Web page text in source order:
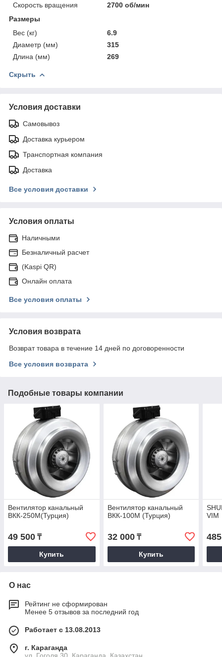
Скорость вращения
2700 об/мин
Размеры
Вес (кг)
6.9
Диаметр (мм)
315
Длина (мм)
269
Скрыть
Условия доставки
Самовывоз
Доставка курьером
Транспортная компания
Доставка
Все условия доставки
Условия оплаты
Наличными
Безналичный расчет
(Kaspi QR)
Онлайн оплата
Все условия оплаты
Условия возврата
Возврат товара в течение 14 дней по договоренности
Все условия возврата
Подобные товары компании
Вентилятор канальный
ВКК-250М(Турция)
49 500 ₸
Купить
Вентилятор канальный
ВКК-100М (Турция)
32 000₸
Купить
VIM
О нас
Рейтинг не сформирован
Менее 5 отзывов за последний год
Работает с 13.08.2013
г. Караганда